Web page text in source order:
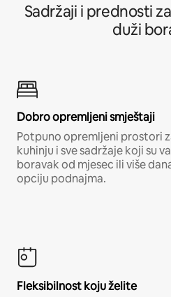
Sadržaji i prednosti
duži
Dobro opremljeni smještaji
Potpuno opremljeni prostori
kuhinju i sve sadržaje koji su
boravak od mjesec ili više
opciju podnajma.
Fleksibilnost koju želite